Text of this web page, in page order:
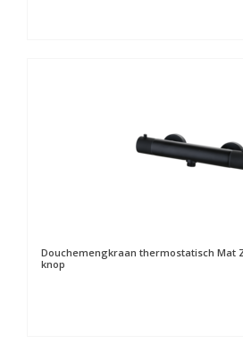
Douchemengkraan thermostatisch Mat
knop